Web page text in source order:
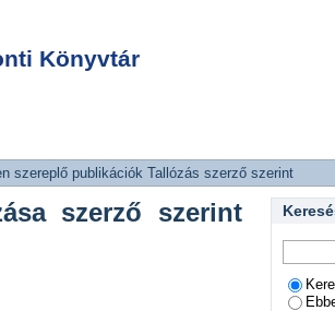
Könyvtár
szereplő publikációk Tallózás szerző szerint
szerző szerint